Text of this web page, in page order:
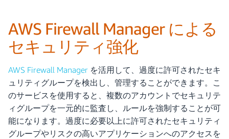
AWS Firewall Manager による
セキュリティ強化
AWS Firewall Manager を活用して、過度に許可されたセキ
ュリティグループを検出し、管理することができます。こ
のサービスを使用すると、複数のアカウントでセキュリテ
ィグループを一元的に監査し、ルールを強制することが可
能になります。過度に必要以上に許可されたセキュリティ
グループやリスクの高いアプリケーションへのアクセスを